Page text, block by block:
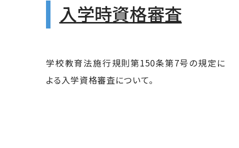
入学時資格審査
学校教育法施行規則第150条第7号の規定に
よる入学資格審査について。